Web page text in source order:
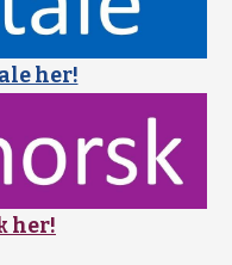
her!
her!